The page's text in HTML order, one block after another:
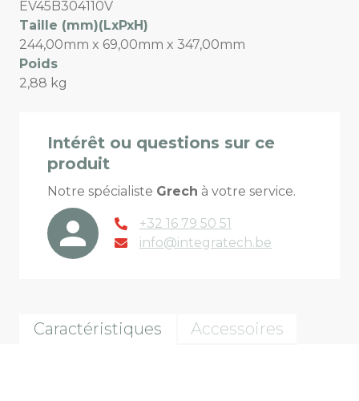
EV45B304110V
Taille (mm)(LxPxH)
244,00mm x 69,00mm x 347,00mm
Poids
2,88 kg
Intérêt ou questions sur ce
produit
Notre spécialiste Grech à votre service.
+32 16 79 50 51
info@integratech.be
Caractéristiques Accessoires